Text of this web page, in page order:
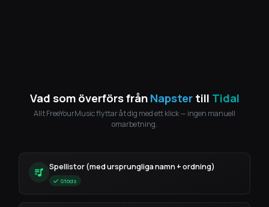
Vad som överförs frånNapstertill Tidal
Allt FreeYourMusic flyttar åt dig med ett klick — ingen manuell
omarbetning.
Spellistor (med ursprungliga namn + ordning)
Stöds